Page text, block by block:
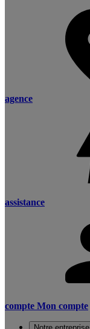
agence
assistance
compte Mon compte